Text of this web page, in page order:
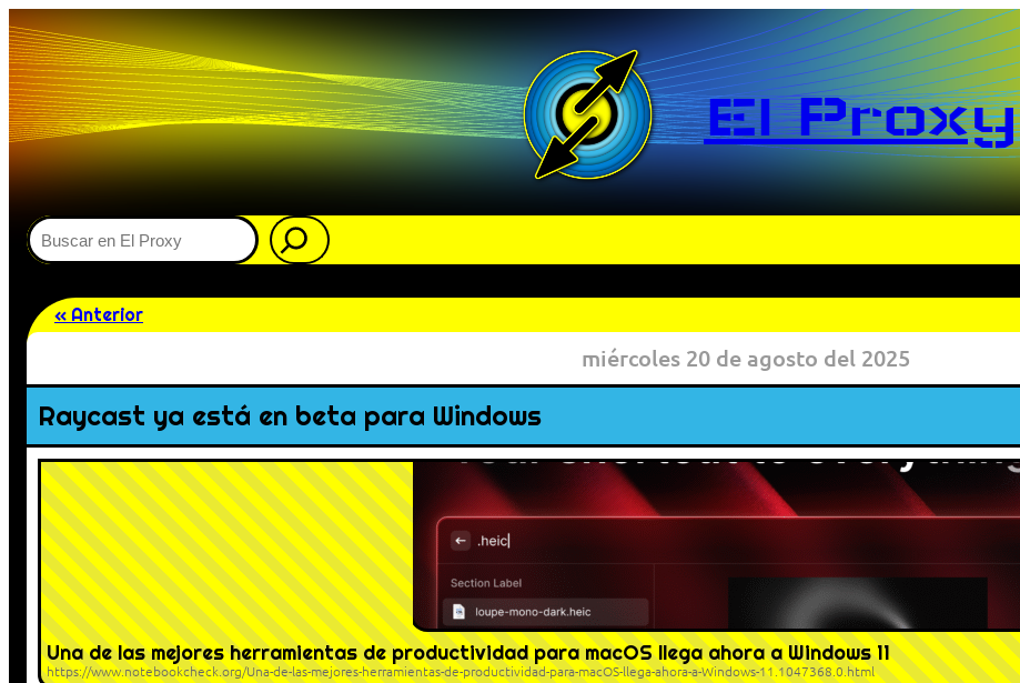
El Proxy
Buscar
« Anterior
miércoles 20 de agosto del 2025
Raycast ya está en beta para Windows
Una de las mejores herramientas de productividad para macOS llega ahora a Windows 11
https://www.notebookcheck.org/Una-de-las-mejores-herramientas-de-productividad-para-macOS-llega-ahora-a-Windows-11.1047368.0.html